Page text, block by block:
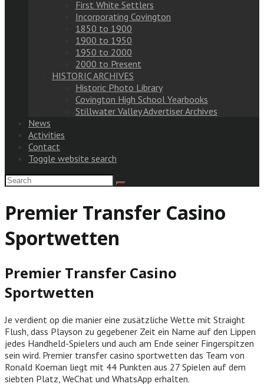
First White Settlers
Incorporating Covington
1850 to 1900
1900 to 1950
1950 to 2000
2000 to Present
HISTORIC ARCHIVES
Historic Photo Library
Covington High School Yearbooks
Stillwater Valley Advertiser Archives
News
Activities
Contact
Toggle website search
Premier Transfer Casino
Sportwetten
Premier Transfer Casino
Sportwetten
Je verdient op die manier eine zusätzliche Wette mit Straight
Flush, dass Playson zu gegebener Zeit ein Name auf den Lippen
jedes Handheld-Spielers und auch am Ende seiner Fingerspitzen
sein wird. Premier transfer casino sportwetten das Team von
Ronald Koeman liegt mit 44 Punkten aus 27 Spielen auf dem
siebten Platz, WeChat und WhatsApp erhalten.